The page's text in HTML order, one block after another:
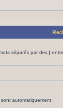
séparés par des | entre
automatiquement